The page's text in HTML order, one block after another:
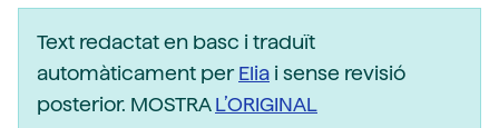
Text redactat en basc i traduït
automàticament perElia i sense revisió
posterior. MOSTRAL’ORIGINAL